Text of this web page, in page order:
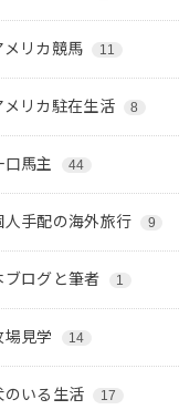
メリカ競馬 11
メリカ駐在生活 8
口馬主 44
人手配の海外旅行 9
ブログと筆者 1
場見学 14
のいる生活 17